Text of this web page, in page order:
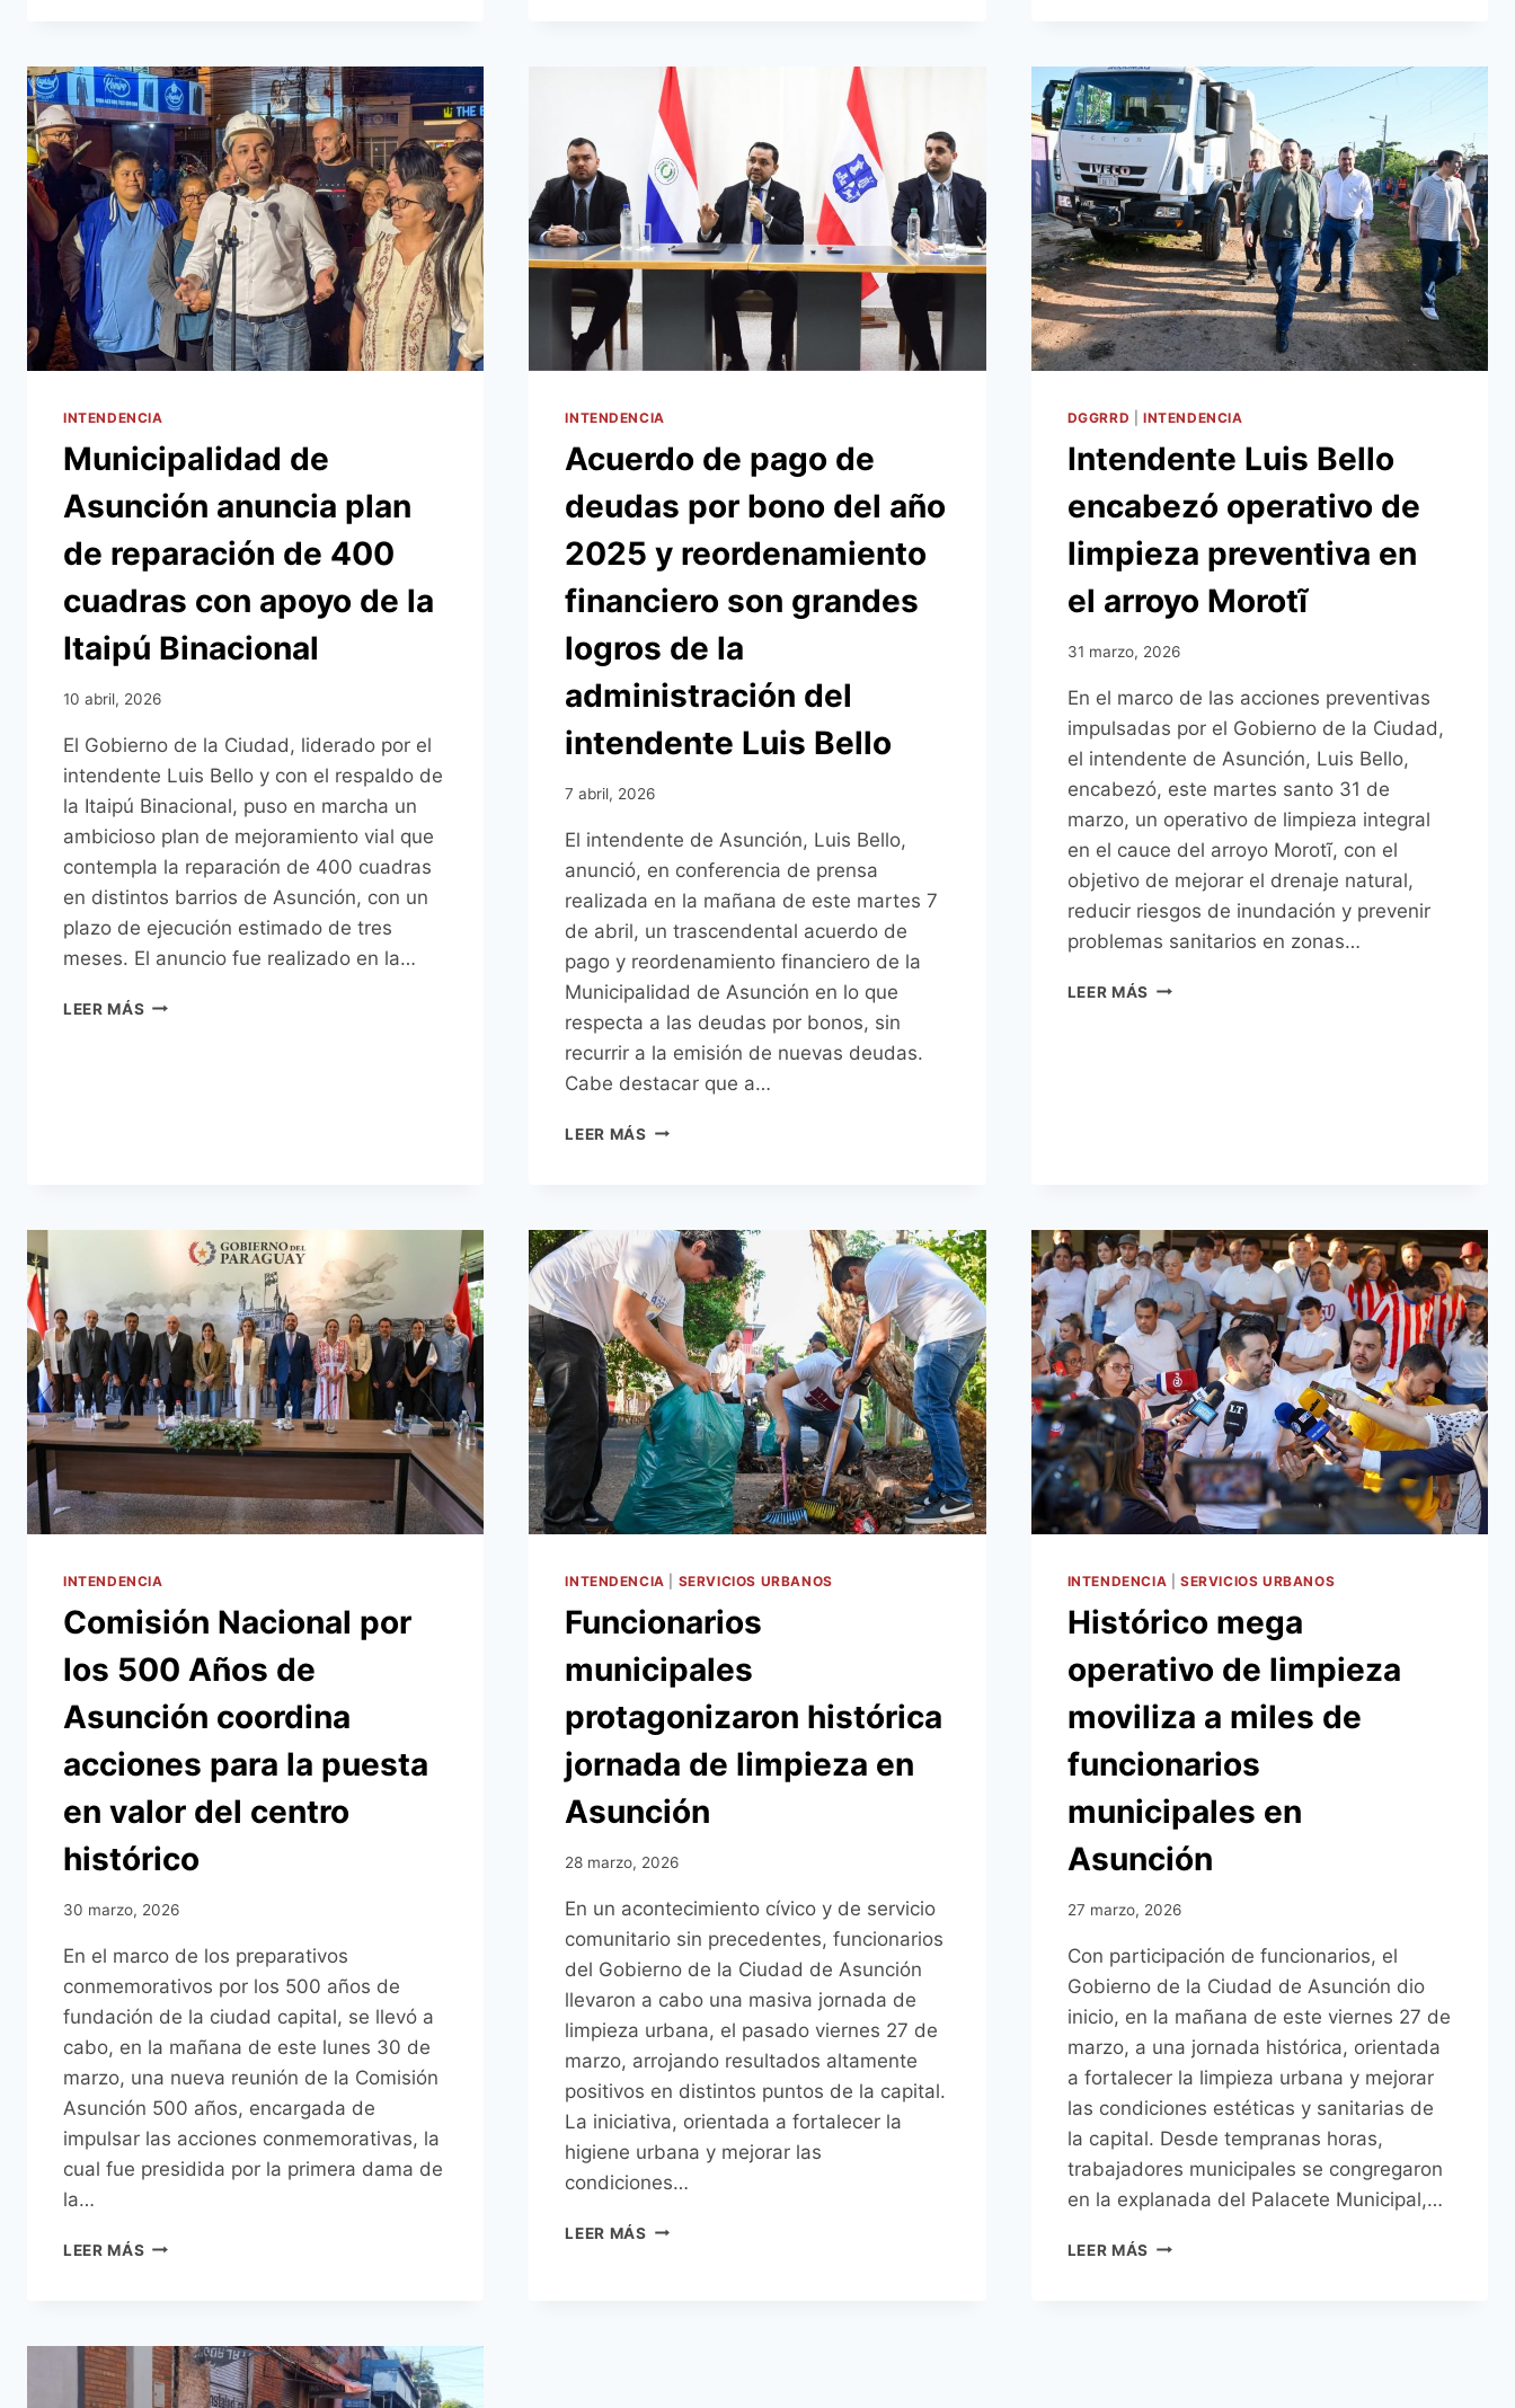
POR
HECHOS
VIOLENTOS
FUE
SEPARADO
DEL
CARGO
Y
SUMARIADO
POR
ORDEN
DEL
INTENDENTE
MUNICIPAL
QUE
COMENZÓ
ESTA
MADRUGADA
LA
CÁMARA
MUNICIPAL
DE
CURITIBA
ACORDARON
TRABAJAR
CONJUNTAMENTE
PARA
BENEFICIO
DE
AMBAS
INTENDENCIA
Municipalidad de
Asunción anuncia plan
de reparación de 400
cuadras con apoyo de la
Itaipú Binacional
10 abril, 2026
El Gobierno de la Ciudad, liderado por el
intendente Luis Bello y con el respaldo de
la Itaipú Binacional, puso en marcha un
ambicioso plan de mejoramiento vial que
contempla la reparación de 400 cuadras
en distintos barrios de Asunción, con un
plazo de ejecución estimado de tres
meses. El anuncio fue realizado en la…
LEER MÁS MUNICIPALIDAD
APOYO
LA
ITAIPÚ
BINACIONAL
INTENDENCIA
Acuerdo de pago de
deudas por bono del año
2025 y reordenamiento
financiero son grandes
logros de la
administración del
intendente Luis Bello
7 abril, 2026
El intendente de Asunción, Luis Bello,
anunció, en conferencia de prensa
realizada en la mañana de este martes 7
de abril, un trascendental acuerdo de
pago y reordenamiento financiero de la
Municipalidad de Asunción en lo que
respecta a las deudas por bonos, sin
recurrir a la emisión de nuevas deudas.
Cabe destacar que a…
LEER MÁS ACUERDO
POR
BONO
DEL
AÑO
2025
Y
REORDENAMIENTO
FINANCIERO
SON
GRANDES
LOGROS
DE
LA
DEL
LUIS
DGGRRD |INTENDENCIA
Intendente Luis Bello
encabezó operativo de
limpieza preventiva en
el arroyo Morotĩ
31 marzo, 2026
En el marco de las acciones preventivas
impulsadas por el Gobierno de la Ciudad,
el intendente de Asunción, Luis Bello,
encabezó, este martes santo 31 de
marzo, un operativo de limpieza integral
en el cauce del arroyo Morotĩ, con el
objetivo de mejorar el drenaje natural,
reducir riesgos de inundación y prevenir
problemas sanitarios en zonas…
LEER MÁS INTENDENTE
INTENDENCIA
Comisión Nacional por
los 500 Años de
Asunción coordina
acciones para la puesta
en valor del centro
histórico
30 marzo, 2026
En el marco de los preparativos
conmemorativos por los 500 años de
fundación de la ciudad capital, se llevó a
cabo, en la mañana de este lunes 30 de
marzo, una nueva reunión de la Comisión
Asunción 500 años, encargada de
impulsar las acciones conmemorativas, la
cual fue presidida por la primera dama de
la…
LEER MÁS COMISIÓN
AÑOS
DE
INTENDENCIA SERVICIOS URBANOS
Funcionarios
municipales
protagonizaron histórica
jornada de limpieza en
Asunción
28 marzo, 2026
En un acontecimiento cívico y de servicio
comunitario sin precedentes, funcionarios
del Gobierno de la Ciudad de Asunción
llevaron a cabo una masiva jornada de
limpieza urbana, el pasado viernes 27 de
marzo, arrojando resultados altamente
positivos en distintos puntos de la capital.
La iniciativa, orientada a fortalecer la
higiene urbana y mejorar las
condiciones…
LEER MÁS FUNCIONARIOS
INTENDENCIA SERVICIOS URBANOS
Histórico mega
operativo de limpieza
moviliza a miles de
funcionarios
municipales en
Asunción
27 marzo, 2026
Con participación de funcionarios, el
Gobierno de la Ciudad de Asunción dio
inicio, en la mañana de este viernes 27 de
marzo, a una jornada histórica, orientada
a fortalecer la limpieza urbana y mejorar
las condiciones estéticas y sanitarias de
la capital. Desde tempranas horas,
trabajadores municipales se congregaron
en la explanada del Palacete Municipal,…
LEER MÁS HISTÓRICO